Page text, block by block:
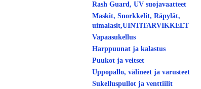
Rash Guard, UV suojavaatteet
Maskit, Snorkkelit, Räpylät,
uimalasit,UINTITARVIKKEET
Vapaasukellus
Harppuunat ja kalastus
Puukot ja veitset
Uppopallo, välineet ja varusteet
Sukelluspullot ja venttiilit